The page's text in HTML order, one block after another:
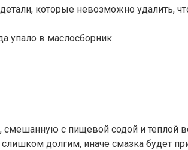
которые невозможно удалить,
упало в маслосборник.
смешанную с пищевой содой и теплой
долгим, иначе смазка будет